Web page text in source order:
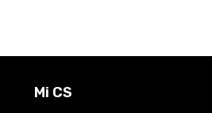
Mi CS